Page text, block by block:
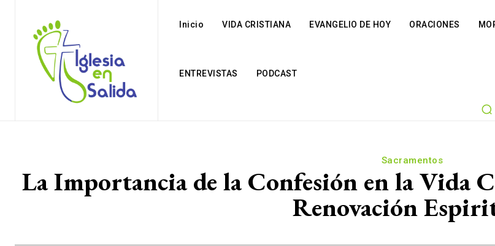
Inicio VIDA CRISTIANA EVANGELIO DE HOY ORACIONES
ENTREVISTAS PODCAST
Sacramentos
La Importancia de la Confesión en la Vida
Renovación